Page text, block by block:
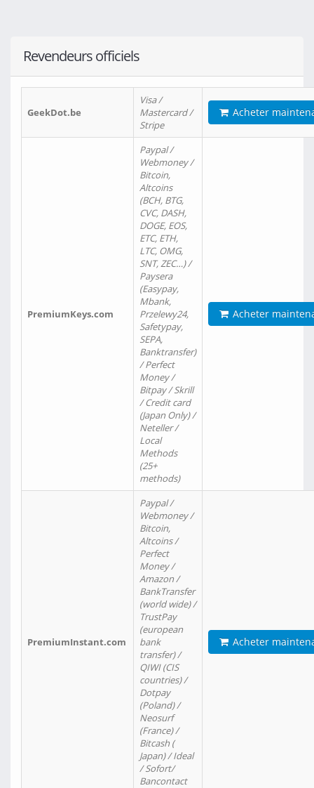
Revendeurs officiels
GeekDot.be
Visa /
Mastercard /
Stripe
Acheter
PremiumKeys.com
Paypal /
Webmoney /
Bitcoin,
Altcoins
(BCH, BTG,
CVC, DASH,
DOGE, EOS,
ETC, ETH,
LTC, OMG,
SNT, ZEC…) /
Paysera
(Easypay,
Mbank,
Przelewy24,
Safetypay,
SEPA,
Banktransfer)
/ Perfect
Money /
Bitpay / Skrill
/ Credit card
(Japan Only) /
Neteller /
Local
Methods
(25+
methods)
Acheter
PremiumInstant.com
Paypal /
Webmoney /
Bitcoin,
Altcoins /
Perfect
Money /
Amazon /
BankTransfer
(world wide) /
TrustPay
(european
bank
transfer) /
QIWI (CIS
countries) /
Dotpay
(Poland) /
Neosurf
(France) /
Bitcash (
Japan) / Ideal
/ Sofort/
Bancontact
Acheter